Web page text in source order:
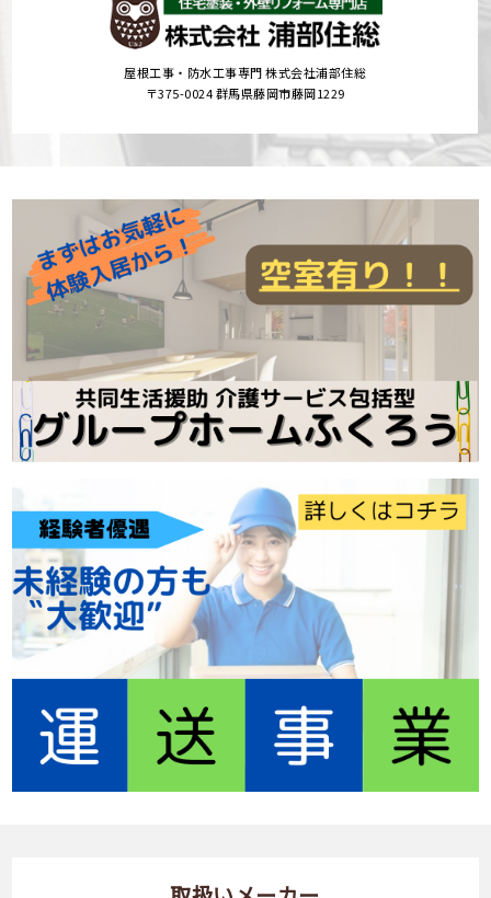
屋根工事・防水工事専門 株式会社浦部住総
〒375-0024 群馬県藤岡市藤岡1229